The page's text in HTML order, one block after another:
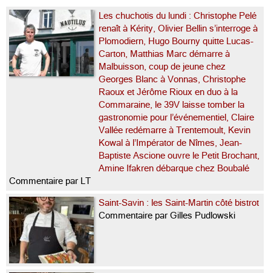
Les chuchotis du lundi : Christophe Pelé
renaît à Kérity, Olivier Bellin s’interroge à
Plomodiern, Hugo Bourny quitte Lucas-
Carton, Matthias Marc démarre à
Malbuisson, coup de jeune chez
Georges Blanc à Vonnas, Christophe
Raoux et Jérôme Rioux en duo à la
Commaraine, le 39V laisse tomber la
gastronomie pour l’événementiel, Claire
Vallée redémarre à Trentemoult, Kevin
Kowal à l’Impérator de Nîmes, Jean-
Baptiste Ascione ouvre le Petit Brochant,
Amine Ifakren débarque chez Boubalé
Commentaire par LT
Saint-Savin : les Saint-Martin côté bistrot
Commentaire par Gilles Pudlowski